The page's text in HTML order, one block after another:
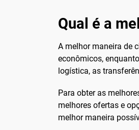
Qual é a
A melhor maneira de
econômicos,
logística, as
Para obter as
melhores ofertas e
melhor maneira